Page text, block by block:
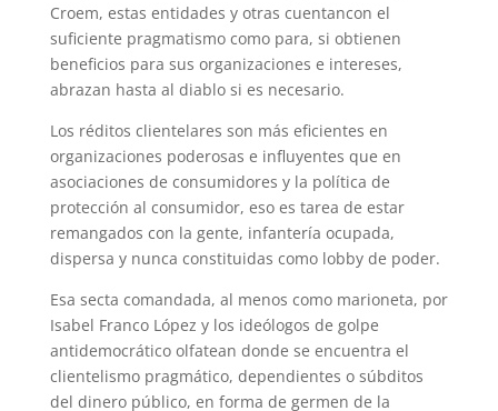
Croem, estas entidades y otras cuentancon el
suficiente pragmatismo como para, si obtienen
beneficios para sus organizaciones e intereses,
abrazan hasta al diablo si es necesario.
Los réditos clientelares son más eficientes en
organizaciones poderosas e influyentes que en
asociaciones de consumidores y la política de
protección al consumidor, eso es tarea de estar
remangados con la gente, infantería ocupada,
dispersa y nunca constituidas como lobby de poder.
Esa secta comandada, al menos como marioneta, por
Isabel Franco López y los ideólogos de golpe
antidemocrático olfatean donde se encuentra el
clientelismo pragmático, dependientes o súbditos
del dinero público, en forma de germen de la